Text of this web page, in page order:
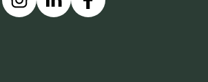
InstagramLinkedinFacebook